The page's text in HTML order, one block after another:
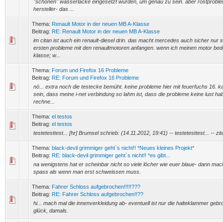
"schönen" wasserlacke eingesetzt wurden, um genau zu sein. aber
hersteller- das ...
Thema: Renault Motor in der neuen MB A-Klasse
Beitrag: RE: Renault Motor in der neuen MB A-Klasse
im citan ist auch ein renault-diesel drin. das macht mercedes auch sicher nur
ersten probleme mit den renaultmotoren anfangen. wenn ich meinen motor
klasse; w...
Thema: Forum und Firefox 16 Probleme
Beitrag: RE: Forum und Firefox 16 Probleme
nö... extra noch die testecke bemüht. keine probleme hier mit feuerfuchs 16.
sein, dass meine i-net verbindung so lahm ist, dass die probleme keine lust
rechne...
Thema: el testos
Beitrag: el testos
testetesttest... [hr] Brumsel schrieb: (14.11.2012, 19:41) -- testetesttest... --
Thema: black-devil grimmiger geht`s nicht!! *Neues kleines Projekt*
Beitrag: RE: black-devil grimmiger geht`s nicht!! *es gibt...
na wenigstens hat er scheinbar nicht so viele löcher wie euer blaue- dann
spass als wenn man erst schweissen muss.
Thema: Fahrer Schloss aufgebrochen!!!!!???
Beitrag: RE: Fahrer Schloss aufgebrochen!!??
hi... mach mal die innenverkleidung ab- eventuell ist nur die halteklammer
glück, damals.